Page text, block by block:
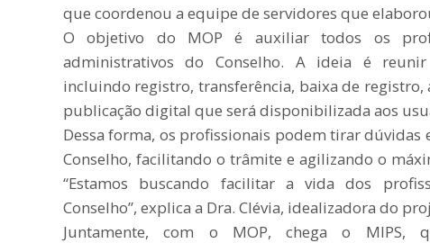
que coordenou a equipe de servidores que
O objetivo do MOP é auxiliar todos os
administrativos do Conselho. A ideia é
incluindo registro, transferência, baixa de
publicação digital que será disponibilizada aos
Dessa forma, os profissionais podem tirar dúvidas
Conselho, facilitando o trâmite e agilizando o
“Estamos buscando facilitar a vida dos
Conselho”, explica a Dra. Clévia, idealizadora do
Juntamente, com o MOP, chega o MIPS,